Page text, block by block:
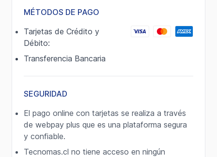
MÉTODOS DE PAGO
Tarjetas de Crédito y
Débito:
Transferencia Bancaria
SEGURIDAD
El pago online con tarjetas se realiza a través
de webpay plus que es una plataforma segura
y confiable.
Tecnomas.cl no tiene acceso en ningún